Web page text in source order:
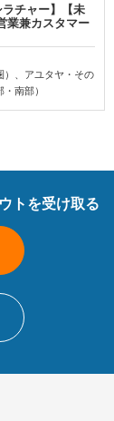
ラチャー】【未
業兼カスタマー
）、アユタヤ・その
南部）
トを受け取る